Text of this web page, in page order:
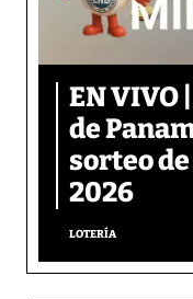
EN VIVO
de
sorteo de
2026
LOTERÍA